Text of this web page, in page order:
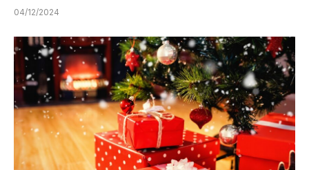
04/12/2024